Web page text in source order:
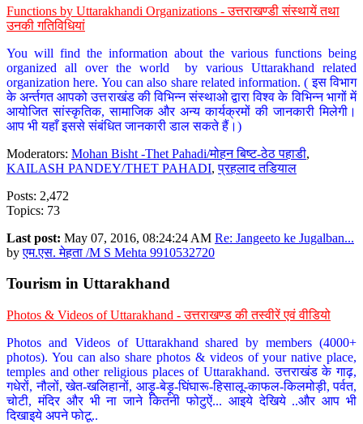
Functions by Uttarakhandi Organizations - उत्तराखण्डी संस्थायें तथा
उनकी गतिविधियां
You will find the information about the various functions being
organized all over the world by various Uttarakhand related
organization here. You can also share related information. ( इस विभाग
के अर्न्तगत आपको उत्तराखंड की विभिन्न संस्थाओ द्वारा विश्व के विभिन्न भागों में
आयोजित सांस्कृतिक, सामाजिक और अन्य कार्यक्रमों की जानकारी मिलेगी।
आप भी यहाँ इससे संबंधित जानकारी डाल सकते हैं।)
Moderators: Mohan Bisht -Thet Pahadi/मोहन बिष्ट-ठेठ पहाडी,
KAILASH PANDEY/THET PAHADI,प्रहलाद तडियाल
Posts: 2,472
Topics: 73
Last post: May 07, 2016, 08:24:24 AM Re: Jangeeto ke Jugalban...
byएम.एस. मेहता /M S Mehta 9910532720
Tourism in Uttarakhand
Photos & Videos of Uttarakhand - उत्तराखण्ड की तस्वीरें एवं वीडियो
Photos and Videos of Uttarakhand shared by members (4000+
photos). You can also share photos & videos of your native place,
temples and other religious places of Uttarakhand. उत्तराखंड के गाढ़,
गधेरों, नौलों, खेत-खलिहानों, आड़ू-बेड़ू-घिंघारू-हिसालू-काफल-किलमोड़ी, पर्वत,
चोटी, मंदिर और भी ना जाने कितनी फोटुऐं... आइये देखिये ..और आप भी
दिखाइये अपने फोटू..